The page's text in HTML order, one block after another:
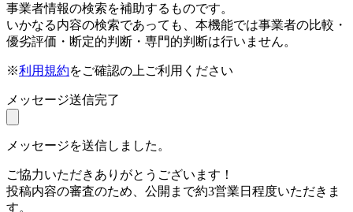
事業者情報の検索を補助するものです。
いかなる内容の検索であっても、本機能では事業者の比較・
優劣評価・断定的判断・専門的判断は行いません。
※利用規約をご確認の上ご利用ください
メッセージ送信完了
メッセージを送信しました。
ご協力いただきありがとうございます！
投稿内容の審査のため、公開まで約3営業日程度いただきま
す。